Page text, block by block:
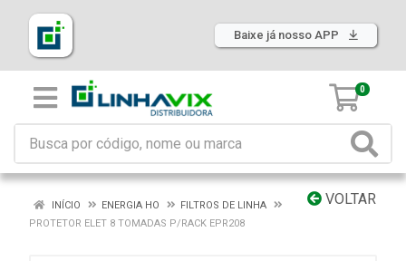
Baixe já nosso APP
0
VOLTAR
INÍCIO ENERGIA HO
FILTROS DE LINHA
PROTETOR ELET 8 TOMADAS P/RACK EPR208